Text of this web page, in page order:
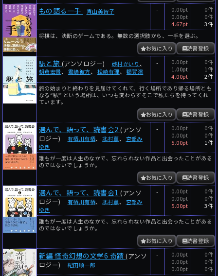
もの語る一手 青山美智子 -
0.00pt
0.00pt
4.67pt
0件
0件
3件
将棋は、決断のゲームである。無数の選択肢から、一手を選ぶ。
読書登録
お気に入り
駅と旅 (アンソロジー) 砂村かいり、
朝倉宏景、 君嶋彼方、 松崎有理、 額賀澪
-
0.00pt
1.00pt
4.00pt
0件
1件
2件
旅の始まりと終わりを見届けてくれて、行く場所であり帰る場所とも
なる“駅” という場所は、いつも変わらずそこで私たちを待ってくれ
ています。
読書登録
お気に入り
選んで、語って、読書会2 (アンソ
ロジー)
有栖川有栖、北村薫、 宮部み
ゆき
-
0.00pt
0.00pt
5.00pt
0件
0件
1件
誰もが一度は人生のなかで、忘れられない作品と出会ったことがある
のではないでしょうか。
読書登録
お気に入り
選んで、語って、読書会1 (アンソ
ロジー)
有栖川有栖、北村薫、 宮部み
ゆき
-
0.00pt
0.00pt
5.00pt
0件
0件
3件
誰もが一度は人生のなかで、忘れられない作品と出会ったことがある
のではないでしょうか。
読書登録
お気に入り
新編 怪奇幻想の文学6 奇蹟 (アンソ
ロジー)
紀田順一郎
-
0.00pt
0.00pt
0.00pt
0件
0件
0件